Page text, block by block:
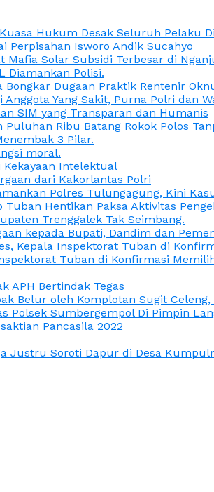
Hukum Desak Seluruh Pelaku
Perpisahan Isworo Andik Sucahyo
Mafia Solar Subsidi Terbesar di
Diamankan Polisi.
Dugaan Praktik Rentenir
Yang Sakit, Purna Polri dan
SIM yang Transparan dan Humanis
Ribu Batang Rokok Polos
3 Pilar.
moral.
Kekayaan Intelektual
dari Kakorlantas Polri
Polres Tulungagung, Kini
Hentikan Paksa Aktivitas
Trenggalek Tak Seimbang.
kepada Bupati, Dandim dan
Kepala Inspektorat Tuban di
Tuban di Konfirmasi
APH Bertindak Tegas
Belur oleh Komplotan Sugit
Polsek Sumbergempol Di Pimpin
Pancasila 2022
Justru Soroti Dapur di Desa